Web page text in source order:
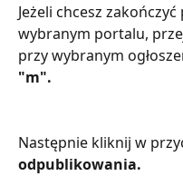
Jeżeli chcesz
wybranym portalu,
przy wybranym
"m".
Następnie kliknij w
odpublikowania.